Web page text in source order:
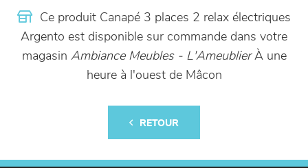
Ce produit Canapé 3 places 2 relax électriques
Argento est disponible sur commande dans votre
magasin Ambiance Meubles - L'AmeublierÀ une
heure à l'ouest de Mâcon
RETOUR